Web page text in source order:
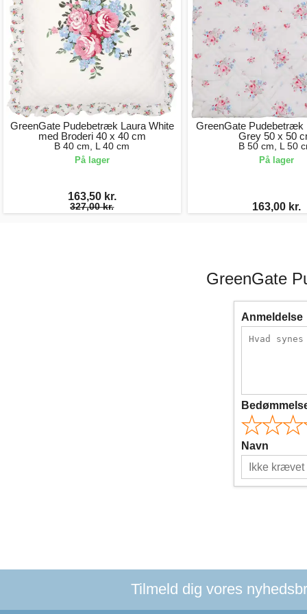
GreenGate Pudebetræk Laura White
med Broderi 40 x 40 cm
B 40 cm, L 40 cm
På lager
163,50 kr.
327,00 kr.
GreenGate Pudebetræk
Grey 50 x 50
B 50 cm, L 50
På lager
163,00 kr.
GreenGate
Anmeldelse
Navn
Tilmeld dig vores